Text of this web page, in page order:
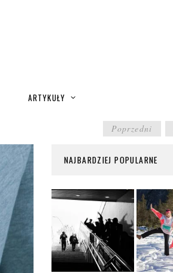
ARTYKUŁY
POST
Poprzedni
NAJBARDZIEJ POPULARNE